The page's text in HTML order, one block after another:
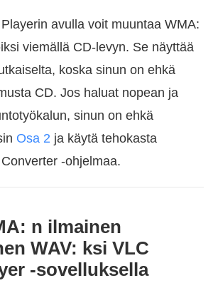
avulla voit muuntaa WMA:
viemällä CD-levyn. Se näyttää
koska sinun on ehkä
CD. Jos haluat nopean ja
sinun on ehkä
Osa 2 ja käytä tehokasta
-ohjelmaa.
n ilmainen
WAV: ksi VLC
-sovelluksella